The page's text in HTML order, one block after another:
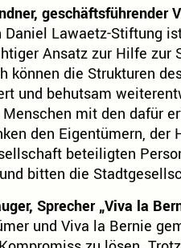
geschäftsführender
Daniel Lawaetz-Stiftung
Ansatz zur Hilfe zur
können die Strukturen
und behutsam
mit den dafür
den Eigentümern,
beteiligten
bitten die
Sprecher „Viva la
und Viva la Bernie